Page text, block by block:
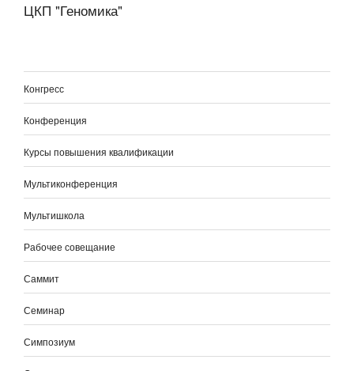
ЦКП "Геномика"
Конгресс
Конференция
Курсы повышения квалификации
Мультиконференция
Мультишкола
Рабочее совещание
Саммит
Семинар
Симпозиум